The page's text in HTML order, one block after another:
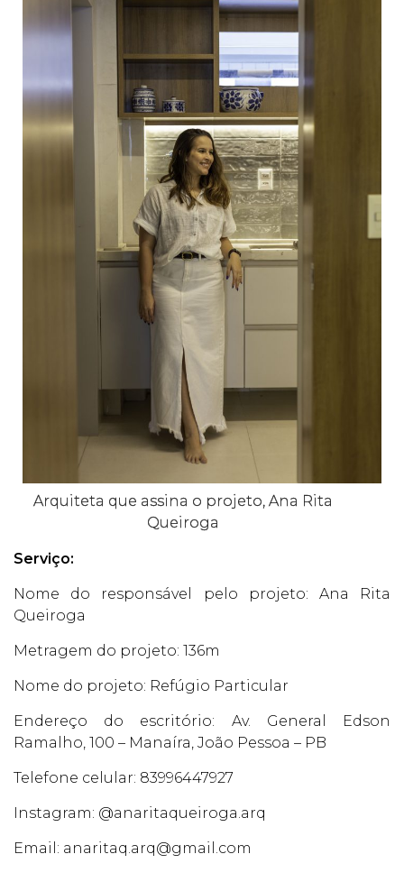
Arquiteta que assina o projeto, Ana Rita
Queiroga
Serviço:
Nome do responsável pelo projeto: Ana Rita
Queiroga
Metragem do projeto: 136m
Nome do projeto: Refúgio Particular
Endereço do escritório: Av. General Edson
Ramalho, 100 – Manaíra, João Pessoa – PB
Telefone celular: 83996447927
Instagram: @anaritaqueiroga.arq
Email: anaritaq.arq@gmail.com